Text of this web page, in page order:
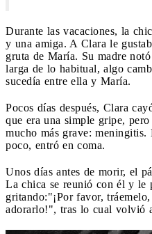
Durante las vacaciones, la
y una amiga. A Clara le
gruta de María. Su madre
larga de lo habitual, algo
sucedía entre ella y María.
Pocos días después, Clara
que era una simple gripe,
mucho más grave:
poco, entró en coma.
Unos días antes de morir, el
La chica se reunió con él y le
gritando:"¡Por favor,
adorarlo!", tras lo cual volvió